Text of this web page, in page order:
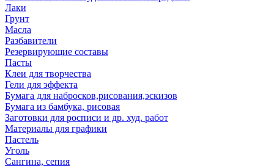
Лаки
Грунт
Масла
Разбавители
Резервирующие составы
Пасты
Клеи для творчества
Гели для эффекта
Бумага для набросков,рисования,эскизов
Бумага из бамбука, рисовая
Заготовки для росписи и др. худ. работ
Материалы для графики
Пастель
Уголь
Сангина, сепия